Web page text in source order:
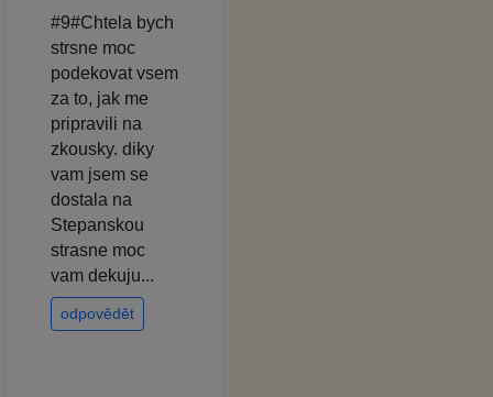
#9#Chtela bych
strsne moc
podekovat vsem
za to, jak me
pripravili na
zkousky. diky
vam jsem se
dostala na
Stepanskou
strasne moc
vam dekuju...
odpovědět